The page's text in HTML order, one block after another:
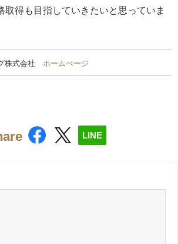
取得も目指していきたいと思っていま
株式会社 ホームぺージ
LINE